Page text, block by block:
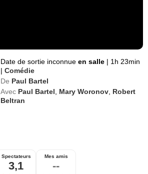
Date de sortie inconnueen salle | 1h 23min
| Comédie
De Paul Bartel
Avec Paul Bartel Mary Woronov Robert
Beltran
Spectateurs
3,1
Mes amis
--